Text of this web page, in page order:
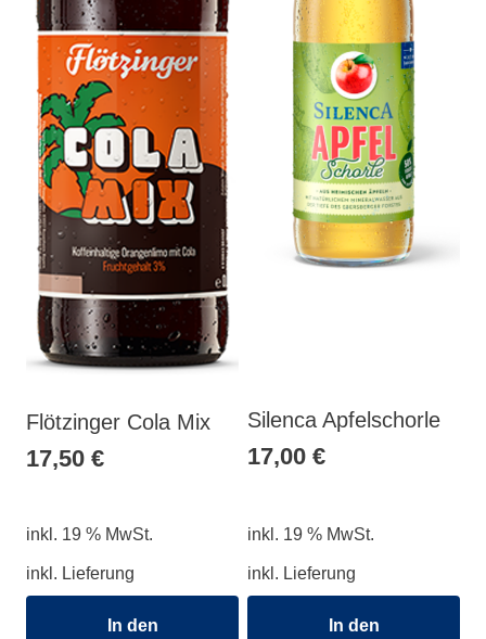
Flötzinger Cola Mix
17,50 €
inkl. 19 % MwSt.
inkl. Lieferung
In den
Silenca Apfelschorle
17,00 €
inkl. 19 % MwSt.
inkl. Lieferung
In den